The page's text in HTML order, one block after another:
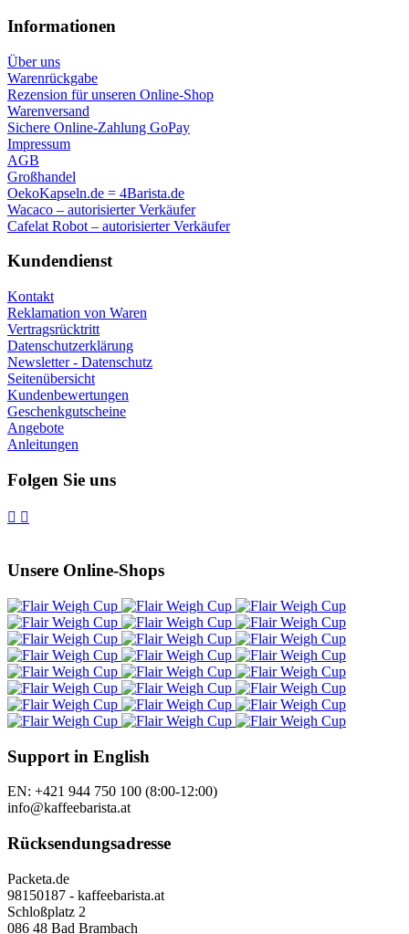
Informationen
Über uns
Warenrückgabe
Rezension für unseren Online-Shop
Warenversand
Sichere Online-Zahlung GoPay
Impressum
AGB
Großhandel
OekoKapseln.de = 4Barista.de
Wacaco – autorisierter Verkäufer
Cafelat Robot – autorisierter Verkäufer
Kundendienst
Kontakt
Reklamation von Waren
Vertragsrücktritt
Datenschutzerklärung
Newsletter - Datenschutz
Seitenübersicht
Kundenbewertungen
Geschenkgutscheine
Angebote
Anleitungen
Folgen Sie uns
Unsere Online-Shops
Support in English
EN: +421 944 750 100 (8:00-12:00)
info@kaffeebarista.at
Rücksendungsadresse
Packeta.de
98150187 - kaffeebarista.at
Schloßplatz 2
086 48 Bad Brambach